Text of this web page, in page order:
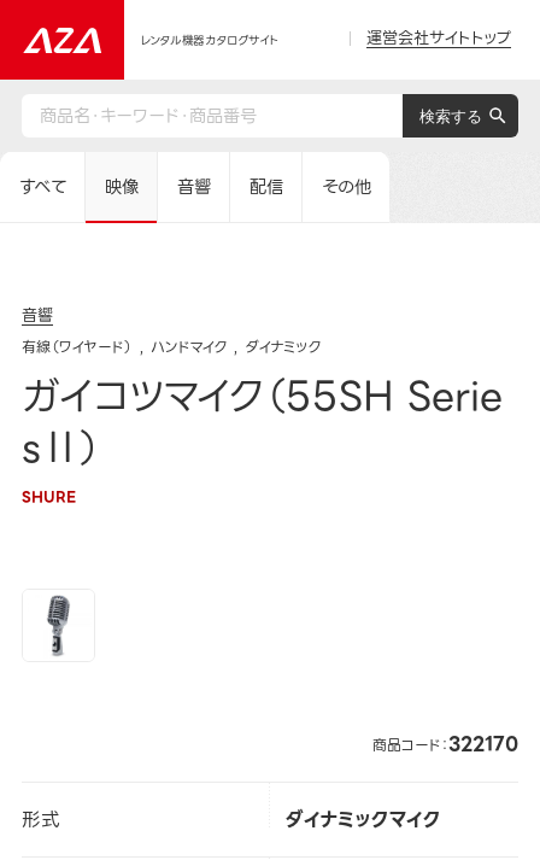
レンタル機器カタログサイト 運営会社サイトトップ
すべて 映像 音響 配信 その他
音響
有線（ワイヤード） ハンドマイク ダイナミック
ガイコツマイク（55SH Serie
sⅡ）
SHURE
商品コード：322170
形式 ダイナミックマイク